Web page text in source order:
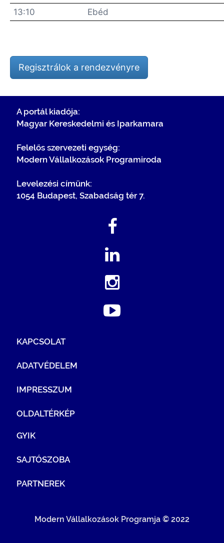
13:10
Ebéd
Regisztrálok a rendezvényre
A portál kiadója:
Magyar Kereskedelmi és Iparkamara
Felelős szervezeti egység:
Modern Vállalkozások Programiroda
Levelezési címünk:
1054 Budapest, Szabadság tér 7.
KAPCSOLAT
ADATVÉDELEM
IMPRESSZUM
OLDALTÉRKÉP
GYIK
SAJTÓSZOBA
PARTNEREK
Modern Vállalkozások Programja © 2022